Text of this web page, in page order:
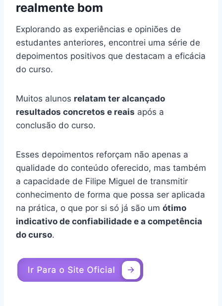
realmente bom
Explorando as experiências e opiniões de
estudantes anteriores, encontrei uma série de
depoimentos positivos que destacam a eficácia
do curso.
Muitos alunos relatam ter alcançado
resultados concretos e reais após a
conclusão do curso.
Esses depoimentos reforçam não apenas a
qualidade do conteúdo oferecido, mas também
a capacidade de Filipe Miguel de transmitir
conhecimento de forma que possa ser aplicada
na prática, o que por si só já são um ótimo
indicativo de confiabilidade e a competência
do curso.